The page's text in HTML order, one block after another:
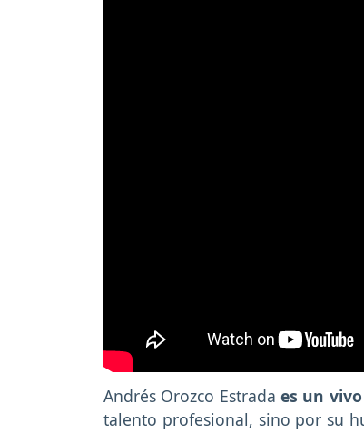
Andrés Orozco Estrada es un
talento profesional, sino por su